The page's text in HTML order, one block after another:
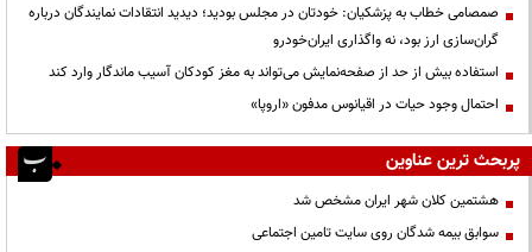
صمصامی خطاب به پزشکیان: خودتان در مجلس بودید؛ دیدید انتقادات نمایندگان درباره
گران‌سازی ارز بود، نه واگذاری ایران‌خودرو
استفاده بیش از حد از صفحه‌نمایش می‌تواند به مغز کودکان آسیب ماندگار وارد کند
احتمال وجود حیات در اقیانوس مدفون «اروپا»
پربحث ترین عناوین
هشتمین کلان شهر ایران مشخص شد
سوابق بیمه شدگان روی سایت تامین اجتماعی